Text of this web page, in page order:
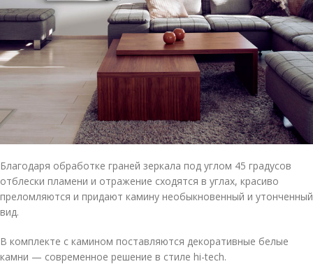
Благодаря обработке граней зеркала под углом 45 градусов
отблески пламени и отражение сходятся в углах, красиво
преломляются и придают камину необыкновенный и утонченный
вид.
В комплекте с камином поставляются декоративные белые
камни — современное решение в стиле hi-tech.